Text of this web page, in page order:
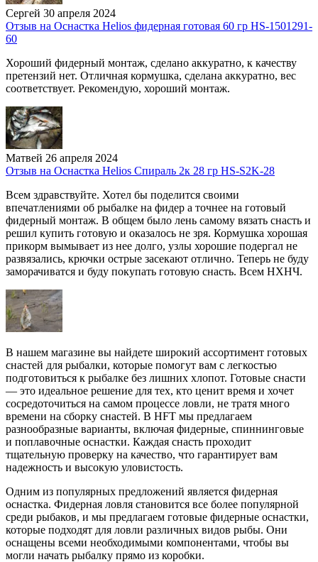
Сергей 30 апреля 2024
Отзыв на Оснастка Helios фидерная готовая 60 гр HS-1501291-
60
Хороший фидерный монтаж, сделано аккуратно, к качеству
претензий нет. Отличная кормушка, сделана аккуратно, вес
соответствует. Рекомендую, хороший монтаж.
Матвей 26 апреля 2024
Отзыв на Оснастка Helios Спираль 2к 28 гр HS-S2K-28
Всем здравствуйте. Хотел бы поделится своими
впечатлениями об рыбалке на фидер а точнее на готовый
фидерный монтаж. В общем было лень самому вязать снасть и
решил купить готовую и оказалось не зря. Кормушка хорошая
прикорм вымывает из нее долго, узлы хорошие подергал не
развязались, крючки острые засекают отлично. Теперь не буду
заморачиватся и буду покупать готовую снасть. Всем НХНЧ.
В нашем магазине вы найдете широкий ассортимент готовых
снастей для рыбалки, которые помогут вам с легкостью
подготовиться к рыбалке без лишних хлопот. Готовые снасти
— это идеальное решение для тех, кто ценит время и хочет
сосредоточиться на самом процессе ловли, не тратя много
времени на сборку снастей. В HFT мы предлагаем
разнообразные варианты, включая фидерные, спиннинговые
и поплавочные оснастки. Каждая снасть проходит
тщательную проверку на качество, что гарантирует вам
надежность и высокую уловистость.
Одним из популярных предложений является фидерная
оснастка. Фидерная ловля становится все более популярной
среди рыбаков, и мы предлагаем готовые фидерные оснастки,
которые подходят для ловли различных видов рыбы. Они
оснащены всеми необходимыми компонентами, чтобы вы
могли начать рыбалку прямо из коробки.